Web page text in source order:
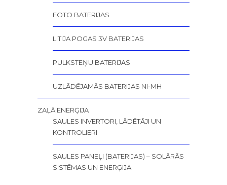
FOTO BATERIJAS
LITIJA POGAS 3V BATERIJAS
PULKSTEŅU BATERIJAS
UZLĀDĒJAMĀS BATERIJAS NI-MH
ZAĻĀ ENERĢIJA
SAULES INVERTORI, LĀDĒTĀJI UN
KONTROLIERI
SAULES PANEĻI (BATERIJAS) – SOLĀRĀS
SISTĒMAS UN ENERĢIJA